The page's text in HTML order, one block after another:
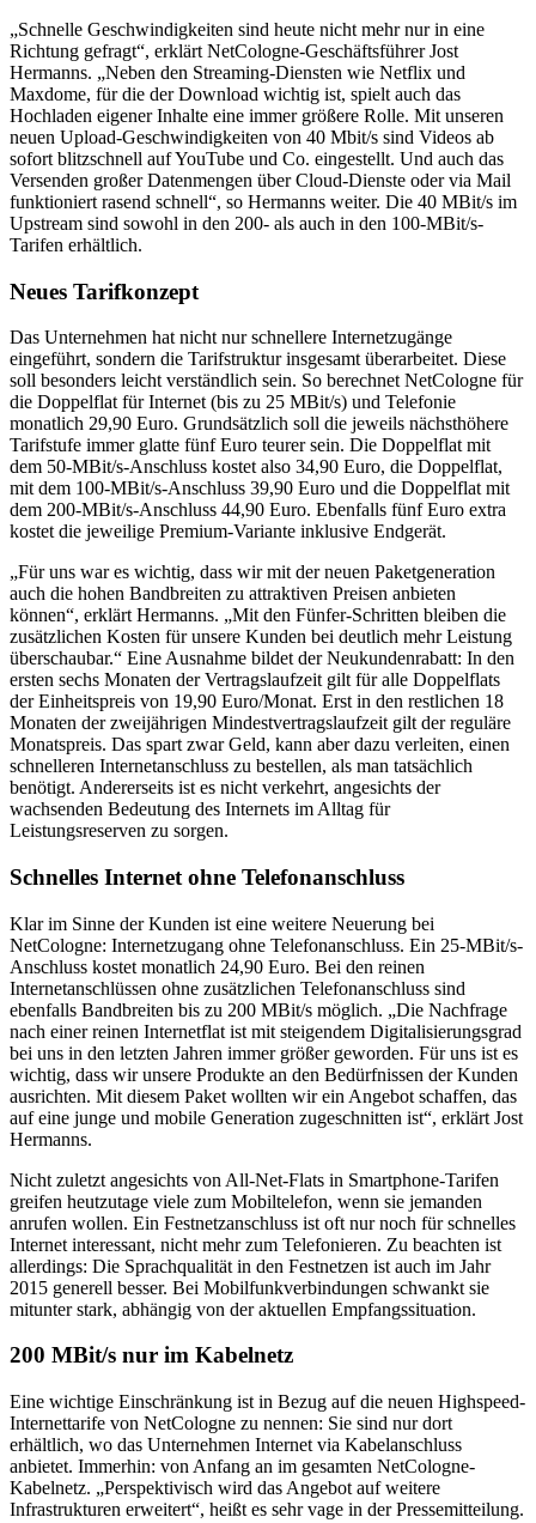
„Schnelle Geschwindigkeiten sind heute nicht mehr nur in eine
Richtung gefragt“, erklärt NetCologne-Geschäftsführer Jost
Hermanns. „Neben den Streaming-Diensten wie Netflix und
Maxdome, für die der Download wichtig ist, spielt auch das
Hochladen eigener Inhalte eine immer größere Rolle. Mit unseren
neuen Upload-Geschwindigkeiten von 40 Mbit/s sind Videos ab
sofort blitzschnell auf YouTube und Co. eingestellt. Und auch das
Versenden großer Datenmengen über Cloud-Dienste oder via Mail
funktioniert rasend schnell“, so Hermanns weiter. Die 40 MBit/s im
Upstream sind sowohl in den 200- als auch in den 100-MBit/s-
Tarifen erhältlich.
Neues Tarifkonzept
Das Unternehmen hat nicht nur schnellere Internetzugänge
eingeführt, sondern die Tarifstruktur insgesamt überarbeitet. Diese
soll besonders leicht verständlich sein. So berechnet NetCologne für
die Doppelflat für Internet (bis zu 25 MBit/s) und Telefonie
monatlich 29,90 Euro. Grundsätzlich soll die jeweils nächsthöhere
Tarifstufe immer glatte fünf Euro teurer sein. Die Doppelflat mit
dem 50-MBit/s-Anschluss kostet also 34,90 Euro, die Doppelflat,
mit dem 100-MBit/s-Anschluss 39,90 Euro und die Doppelflat mit
dem 200-MBit/s-Anschluss 44,90 Euro. Ebenfalls fünf Euro extra
kostet die jeweilige Premium-Variante inklusive Endgerät.
„Für uns war es wichtig, dass wir mit der neuen Paketgeneration
auch die hohen Bandbreiten zu attraktiven Preisen anbieten
können“, erklärt Hermanns. „Mit den Fünfer-Schritten bleiben die
zusätzlichen Kosten für unsere Kunden bei deutlich mehr Leistung
überschaubar.“ Eine Ausnahme bildet der Neukundenrabatt: In den
ersten sechs Monaten der Vertragslaufzeit gilt für alle Doppelflats
der Einheitspreis von 19,90 Euro/Monat. Erst in den restlichen 18
Monaten der zweijährigen Mindestvertragslaufzeit gilt der reguläre
Monatspreis. Das spart zwar Geld, kann aber dazu verleiten, einen
schnelleren Internetanschluss zu bestellen, als man tatsächlich
benötigt. Andererseits ist es nicht verkehrt, angesichts der
wachsenden Bedeutung des Internets im Alltag für
Leistungsreserven zu sorgen.
Schnelles Internet ohne Telefonanschluss
Klar im Sinne der Kunden ist eine weitere Neuerung bei
NetCologne: Internetzugang ohne Telefonanschluss. Ein 25-MBit/s-
Anschluss kostet monatlich 24,90 Euro. Bei den reinen
Internetanschlüssen ohne zusätzlichen Telefonanschluss sind
ebenfalls Bandbreiten bis zu 200 MBit/s möglich. „Die Nachfrage
nach einer reinen Internetflat ist mit steigendem Digitalisierungsgrad
bei uns in den letzten Jahren immer größer geworden. Für uns ist es
wichtig, dass wir unsere Produkte an den Bedürfnissen der Kunden
ausrichten. Mit diesem Paket wollten wir ein Angebot schaffen, das
auf eine junge und mobile Generation zugeschnitten ist“, erklärt Jost
Hermanns.
Nicht zuletzt angesichts von All-Net-Flats in Smartphone-Tarifen
greifen heutzutage viele zum Mobiltelefon, wenn sie jemanden
anrufen wollen. Ein Festnetzanschluss ist oft nur noch für schnelles
Internet interessant, nicht mehr zum Telefonieren. Zu beachten ist
allerdings: Die Sprachqualität in den Festnetzen ist auch im Jahr
2015 generell besser. Bei Mobilfunkverbindungen schwankt sie
mitunter stark, abhängig von der aktuellen Empfangssituation.
200 MBit/s nur im Kabelnetz
Eine wichtige Einschränkung ist in Bezug auf die neuen Highspeed-
Internettarife von NetCologne zu nennen: Sie sind nur dort
erhältlich, wo das Unternehmen Internet via Kabelanschluss
anbietet. Immerhin: von Anfang an im gesamten NetCologne-
Kabelnetz. „Perspektivisch wird das Angebot auf weitere
Infrastrukturen erweitert“, heißt es sehr vage in der Pressemitteilung.